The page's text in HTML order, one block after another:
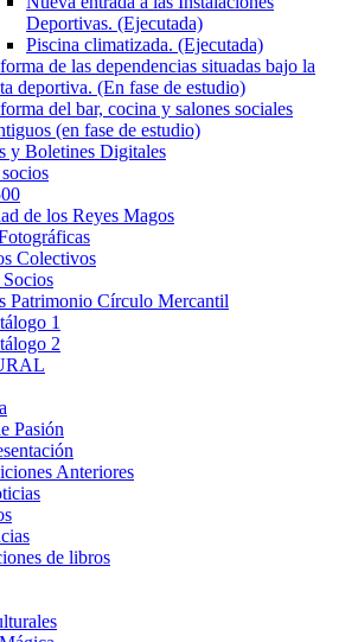
Deportivas. (Ejecutada)
Piscina climatizada. (Ejecutada)
de las dependencias situadas bajo la
deportiva. (En fase de estudio)
del bar, cocina y salones sociales
(en fase de estudio)
y Boletines Digitales
de los Reyes Magos
Colectivos
Patrimonio Círculo Mercantil
1
2
Pasión
Anteriores
de libros